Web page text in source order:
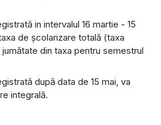
in intervalul 16 martie - 15
de şcolarizare totală (taxa
din taxa pentru semestrul
după data de 15 mai, va
integrală.